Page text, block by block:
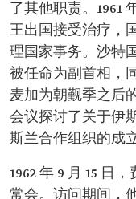
了其他职责。1961
王出国接受治疗，
理国家事务。沙特
被任命为副首相，
麦加为朝觐季之后
会议探讨了关于伊
斯兰合作组织的成
1962 年 9 月 15 日
常会。访问期间，